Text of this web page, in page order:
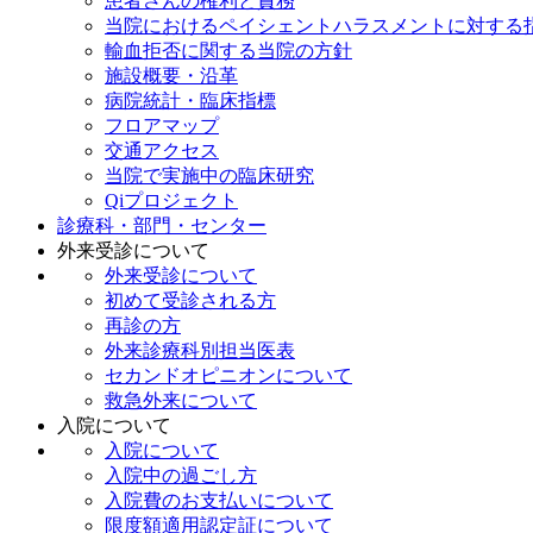
当院におけるペイシェントハラスメントに対する
輸血拒否に関する当院の方針
施設概要・沿革
病院統計・臨床指標
フロアマップ
交通アクセス
当院で実施中の臨床研究
Qiプロジェクト
診療科・部門・センター
外来受診について
外来受診について
初めて受診される方
再診の方
外来診療科別担当医表
セカンドオピニオンについて
救急外来について
入院について
入院について
入院中の過ごし方
入院費のお支払いについて
限度額適用認定証について